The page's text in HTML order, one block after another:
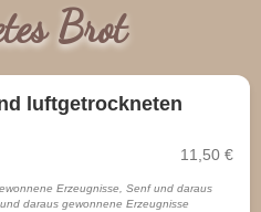
Brot
luftgetrockneten
11,50 €
Erzeugnisse, Senf und daraus
daraus gewonnene Erzeugnisse